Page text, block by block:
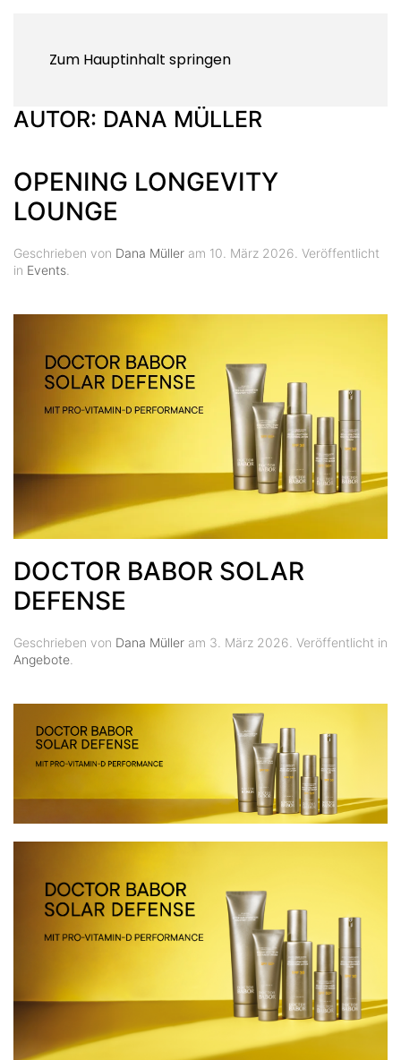
Zum Hauptinhalt springen
AUTOR: DANA MÜLLER
OPENING LONGEVITY
LOUNGE
Geschrieben von Dana Müller am 10. März 2026 . Veröffentlicht
in Events
DOCTOR BABOR SOLAR
DEFENSE
Geschrieben von Dana Müller am 3. März 2026 . Veröffentlicht in
Angebote